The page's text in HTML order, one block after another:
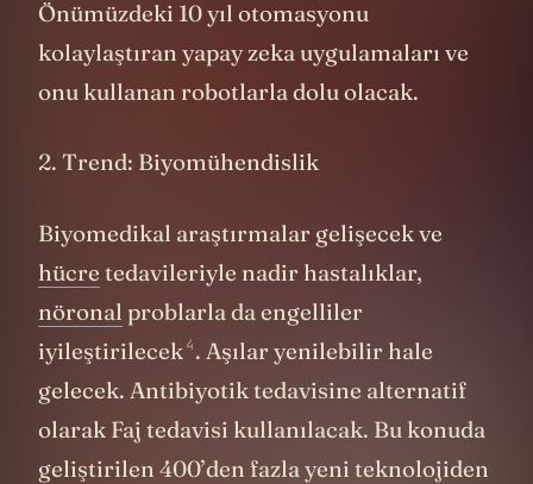
Önümüzdeki 10 yıl otomasyonu
kolaylaştıran yapay zeka uygulamaları ve
onu kullanan robotlarla dolu olacak.
2. Trend: Biyomühendislik
Biyomedikal araştırmalar gelişecek ve
hücre tedavileriyle nadir hastalıklar,
nöronal problarla da engelliler
iyileştirilecek4. Aşılar yenilebilir hale
gelecek. Antibiyotik tedavisine alternatif
olarak Faj tedavisi kullanılacak. Bu konuda
geliştirilen 400’den fazla yeni teknolojiden